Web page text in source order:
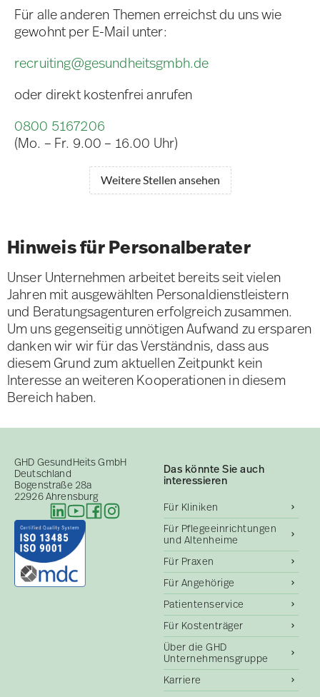
Für alle anderen Themen erreichst du uns wie
gewohnt per E-Mail unter:
recruiting@gesundheitsgmbh.de
oder direkt kostenfrei anrufen
0800 5167206
(Mo. – Fr. 9.00 – 16.00 Uhr)
Weitere Stellen ansehen
Hinweis für Personalberater
Unser Unternehmen arbeitet bereits seit vielen
Jahren mit ausgewählten Personaldienstleistern
und Beratungsagenturen erfolgreich zusammen.
Um uns gegenseitig unnötigen Aufwand zu ersparen
danken wir wir für das Verständnis, dass aus
diesem Grund zum aktuellen Zeitpunkt kein
Interesse an weiteren Kooperationen in diesem
Bereich haben.
GHD GesundHeits GmbH
Deutschland
Bogenstraße 28a
22926 Ahrensburg
Das könnte Sie auch
interessieren
Für Kliniken
Für Pflegeeinrichtungen
und Altenheime
Für Praxen
Für Angehörige
Patientenservice
Für Kostenträger
Über die GHD
Unternehmensgruppe
Karriere